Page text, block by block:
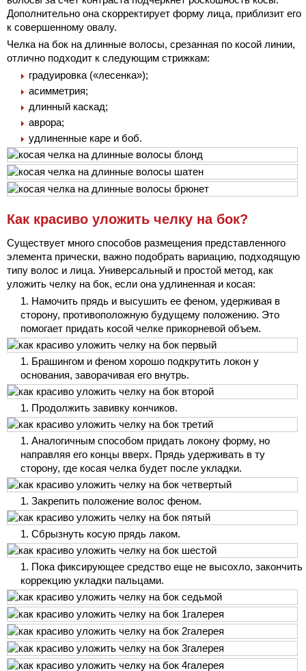
Дополнительно она скорректирует форму лица, приблизит его
к совершенному овалу.
Челка на бок на длинные волосы, срезанная по косой линии,
отлично подходит к следующим стрижкам:
градуировка («лесенка»);
асимметрия;
длинный каскад;
аврора;
удлиненные каре и боб.
Как красиво уложить челку на бок?
Существует много способов размещения представленного
элемента прически, важно подобрать вариацию, подходящую
типу волос и лица. Универсальный и простой метод, как
уложить челку на бок, если она удлиненная и косая:
Намочить прядь и высушить ее феном, удерживая в
сторону, противоположную будущему положению. Это
помогает придать косой челке прикорневой объем.
Брашингом и феном хорошо подкрутить локон у
основания, заворачивая его внутрь.
Продолжить завивку кончиков.
Аналогичным способом придать локону форму, но
направляя его концы вверх. Прядь удерживать в ту
сторону, где косая челка будет после укладки.
Закрепить положение волос феном.
Сбрызнуть косую прядь лаком.
Пока фиксирующее средство еще не высохло, закончить
коррекцию укладки пальцами.